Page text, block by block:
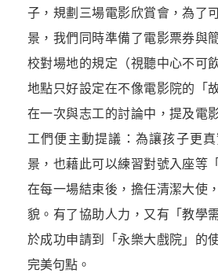
子，規劃三場電影欣賞會，為了
景，我們同時準備了電影票券與
校對場地的規定（視聽中心不可
地點只好設定在不像電影院的「
在一次與志工的討論中，提及電
工們便主動提議：為讓孩子更
景，也藉此可以練習對號入座等
在每一場結束後，擔任清潔大使
貌。有了協助人力，又有「教學
於成功申請到「永樂大戲院」的
完美句點。